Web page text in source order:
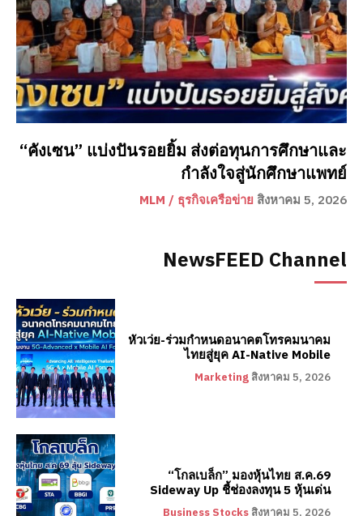
“คังเซน” แบ่งปันรอยยิ้ม ส่งต่อทุนการศึกษาและ
กำลังใจสู่นักศึกษาแพทย์
MLM / ธุรกิจเครือข่าย สิงหาคม 5, 2026
NewsFEED Channel
หัวเว่ย-ร่วมกำหนดอนาคตโทรคมนาคม
ไทยสู่ยุค AI-Native Mobile
Marketing สิงหาคม 5, 2026
“โกลเบล็ก” มองหุ้นไทย ส.ค.69
Sideway Up ชี้ช่องลงทุน 5 หุ้นเด่น
Business Stocks สิงหาคม 5, 2026